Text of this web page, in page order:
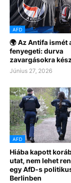
AFD
🌍 Az Antifa ismét
fenyegeti: durva
zavargásokra
Június 27, 2026
AFD
Hiába kapott
utat, nem lehet
egy AfD-s
Berlinben